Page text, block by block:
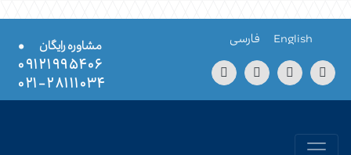
English فارسی مشاوره رایگان
•
۰۹۱۲۱۹۹۵۴۰۶
۲۸۱۱۱۰۳۴-۰۲۱